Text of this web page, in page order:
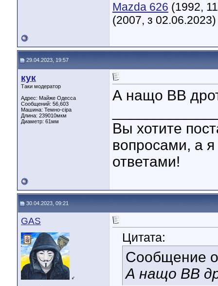
Mazda 626 (1992,
(2007, з 02.06.2023)
29.04.2023, 19:57
кук
Таки модератор
Адрес: Майже Одесса
Сообщений: 56,603
Машина: Темно-сіра
Длина: 239010мкм
Диаметр: 61мм
А нащо ВВ
Вы хотите
вопросами, а
ответами!
30.04.2023, 09:21
GAS
♂
Цитата:
Сообщение
А нащо ВВ